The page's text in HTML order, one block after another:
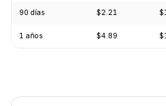
90 días $2.21
1 años $4.89